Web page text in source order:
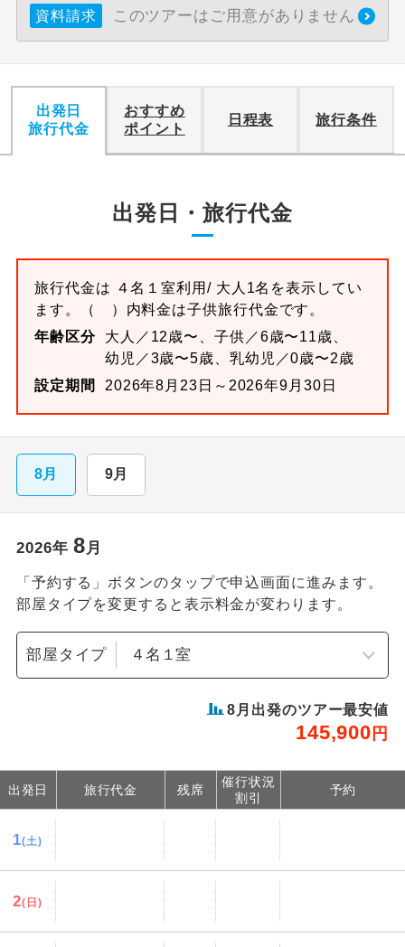
資料請求 このツアーはご用意がありません
出発日
旅行代金
おすすめ
ポイント
日程表 旅行条件
出発日・旅行代金
旅行代金は ４名１室利用/ 大人1名を表示してい
ます。
（ ）内料金は子供旅行代金です。
年齢区分
大人／12歳〜、子供／6歳〜11歳、
幼児／3歳〜5歳、乳幼児／0歳〜2歳
設定期間
2026年8月23日～2026年9月30日
8月 9月
2026年 8月
「予約する」ボタンのタップで申込画面に進みます。
部屋タイプを変更すると表示料金が変わります。
部屋タイプ
8 月出発のツアー最安値
145,900 円
出発日 旅行代金 残席
催行状況
割引
予約
1(土)
2(日)